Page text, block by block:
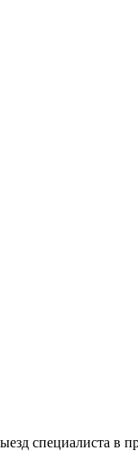
специалиста в